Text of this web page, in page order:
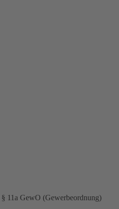
11a GewO (Gewerbeordnung)